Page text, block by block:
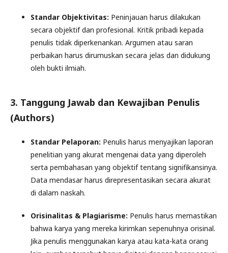
Standar Objektivitas: Peninjauan harus dilakukan
secara objektif dan profesional. Kritik pribadi kepada
penulis tidak diperkenankan. Argumen atau saran
perbaikan harus dirumuskan secara jelas dan didukung
oleh bukti ilmiah.
3. Tanggung Jawab dan Kewajiban Penulis
(Authors)
Standar Pelaporan: Penulis harus menyajikan laporan
penelitian yang akurat mengenai data yang diperoleh
serta pembahasan yang objektif tentang signifikansinya.
Data mendasar harus direpresentasikan secara akurat
di dalam naskah.
Orisinalitas & Plagiarisme: Penulis harus memastikan
bahwa karya yang mereka kirimkan sepenuhnya orisinal.
Jika penulis menggunakan karya atau kata-kata orang